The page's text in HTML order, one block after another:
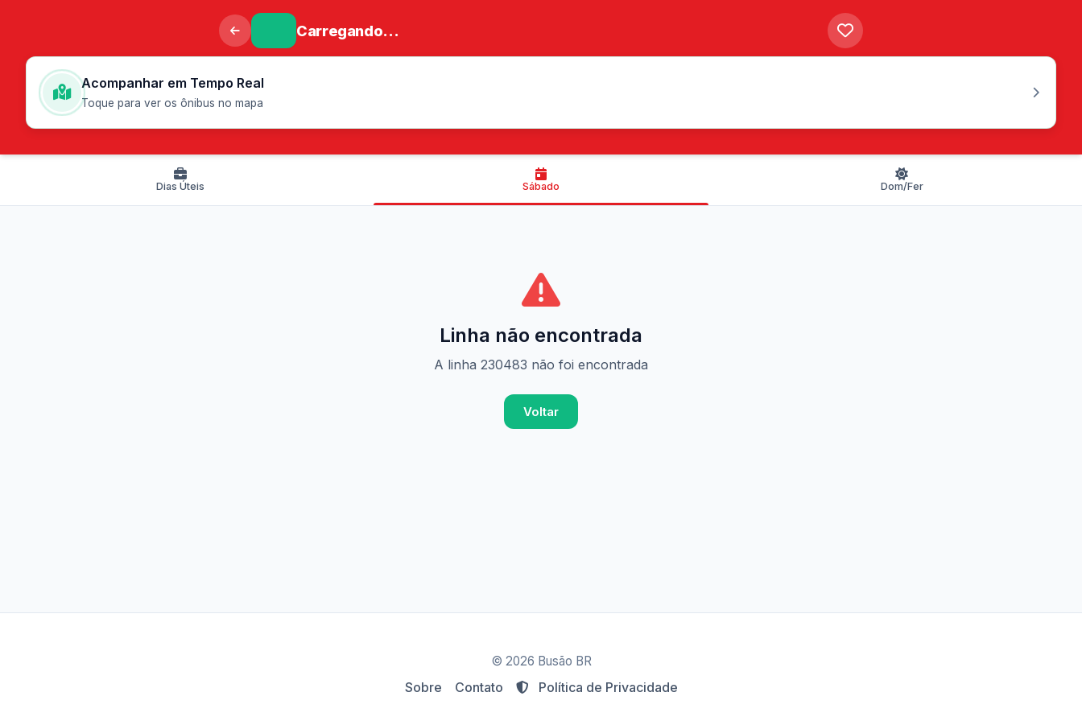
Carregando...
Acompanhar em Tempo Real
Toque para ver os ônibus no mapa
Dias Úteis Sábado Dom/Fer
Linha não encontrada
A linha 230483 não foi encontrada
Voltar
© 2026 Busão BR
Sobre Contato Política de Privacidade